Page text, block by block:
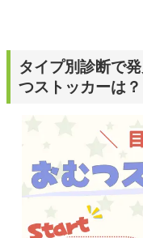
タイプ別診断で
つストッカーは？